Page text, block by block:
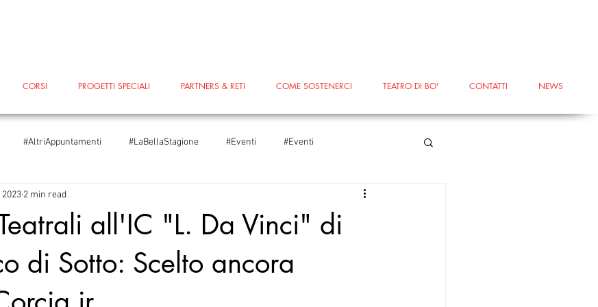
CORSI PROGETTI SPECIALI PARTNERS & RETI COME SOSTENERCI TEATRO DI BO' CONTATTI NEWS
#AltriAppuntamenti #LaBellaStagione #Eventi #Eventi
#Scuole #Terricciola
#FestivalInventaria2024
all'IC "L. Da Vinci" di
di Sotto: Scelto ancora
2 min read